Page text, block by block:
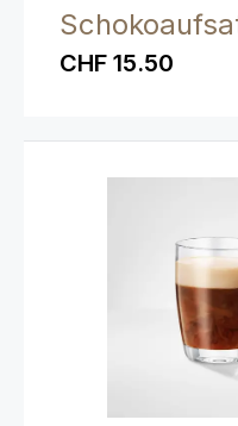
CHF 15.50